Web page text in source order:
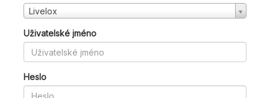
Livelox
Uživatelské jméno
Heslo